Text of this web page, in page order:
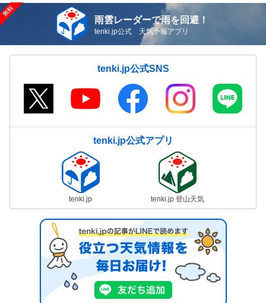
雨雲レーダーで雨を回避！
tenki.jp公式 天気予報アプリ
tenki.jp公式SNS
tenki.jp公式アプリ
tenki.jp tenki.jp 登山天気